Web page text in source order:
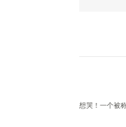
想哭！一个被